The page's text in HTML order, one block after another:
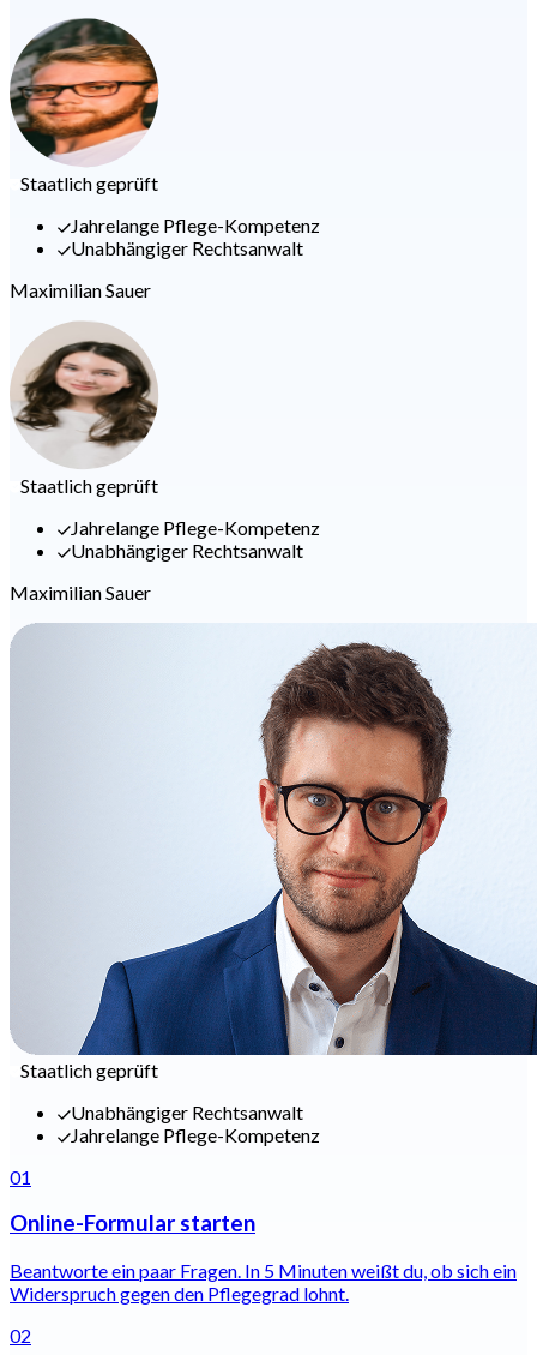
Staatlich geprüft
Jahrelange Pflege-Kompetenz
Unabhängiger Rechtsanwalt
Maximilian Sauer
Staatlich geprüft
Jahrelange Pflege-Kompetenz
Unabhängiger Rechtsanwalt
Maximilian Sauer
Staatlich geprüft
Unabhängiger Rechtsanwalt
Jahrelange Pflege-Kompetenz
01
Online-Formular starten
Beantworte ein paar Fragen. In 5 Minuten weißt du, ob sich ein
Widerspruch gegen den Pflegegrad lohnt.
02